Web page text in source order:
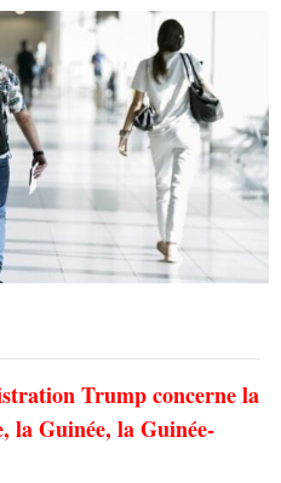
Trump concerne la
la Guinée, la Guinée-